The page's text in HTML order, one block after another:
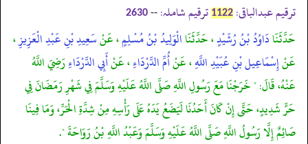
ترقیم عبدالباقی: 1122 ترقیم شاملہ: --
2630
حَدَّثَنَادَاوُدُ بْنُ رُشَيْدٍ، حَدَّثَنَاالْوَلِيدُ بْنُ مُسْلِمٍ، عَنْسَعِيدِ بْنِ عَبْدِ الْعَزِيزِ،
عَنْإِسْمَاعِيل بْنِ عُبَيْدِ اللَّهِ، عَنْأُمِّ الدَّرْدَاءِ، عَنْأَبِي الدَّرْدَاءِرَضِيَ اللَّهُ
عَنْهُ، قَالَ: " خَرَجْنَا مَعَ رَسُولِ اللَّهِ صَلَّى اللَّهُ عَلَيْهِ وَسَلَّمَ فِي شَهْرِ رَمَضَانَ فِي
حَرٍّ شَدِيدٍ، حَتَّى إِنْ كَانَ أَحَدُنَا لَيَضَعُ يَدَهُ عَلَى رَأْسِهِ مِنْ شِدَّةِ الْحَرِّ، وَمَا فِينَا
صَائِمٌ إِلَّا رَسُولُ اللَّهِ صَلَّى اللَّهُ عَلَيْهِ وَسَلَّمَ وَعَبْدُ اللَّهِ بْنُ رَوَاحَةَ ".